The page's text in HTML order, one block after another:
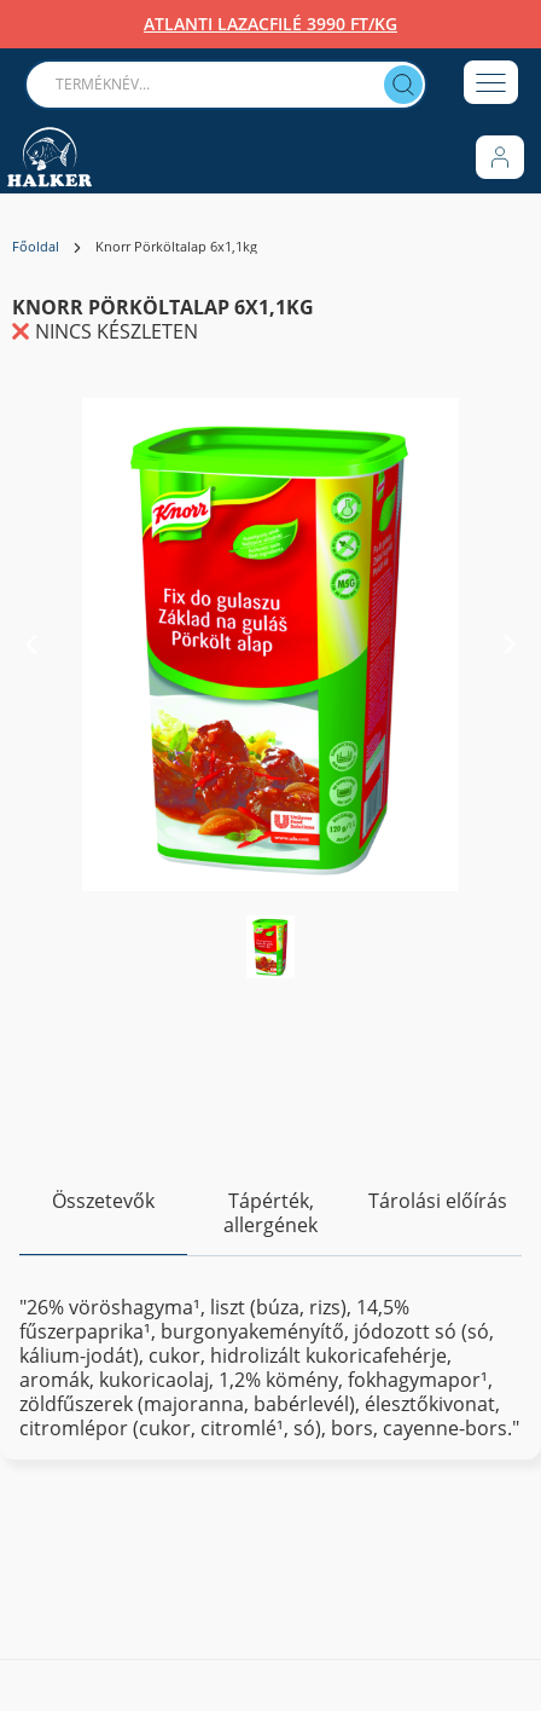
ATLANTI LAZACFILÉ 3990 FT/KG
Főoldal Knorr Pörköltalap 6x1,1kg
KNORR PÖRKÖLTALAP 6X1,1KG
NINCS KÉSZLETEN
Összetevők
Tápérték,
allergének
Tárolási előírás
"26% vöröshagyma¹, liszt (búza, rizs), 14,5%
fűszerpaprika¹, burgonyakeményítő, jódozott só (só,
kálium-jodát), cukor, hidrolizált kukoricafehérje,
aromák, kukoricaolaj, 1,2% kömény, fokhagymapor¹,
zöldfűszerek (majoranna, babérlevél), élesztőkivonat,
citromlépor (cukor, citromlé¹, só), bors, cayenne-bors."